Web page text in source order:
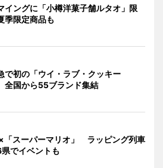
イングに「小樽洋菓子舗ルタオ」限
限定商品も
で初の「ウイ・ラブ・クッキー
国から55ブランド集結
「スーパーマリオ」 ラッピング列車
でイベントも